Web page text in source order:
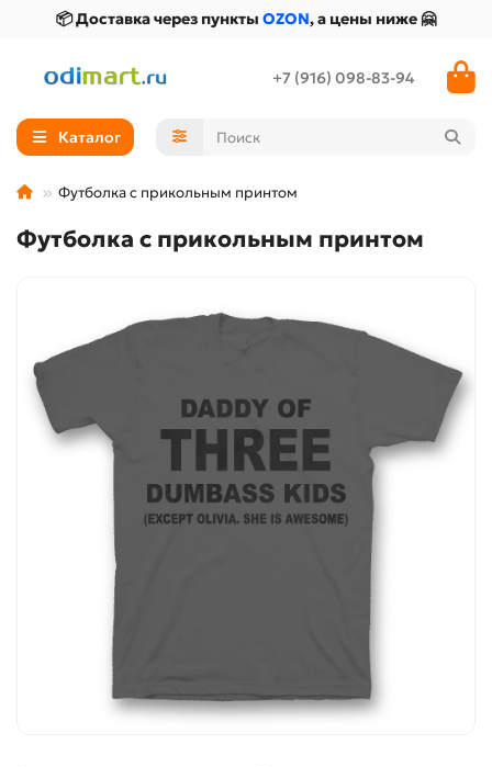
📦 Доставка через пункты OZON, а цены ниже 🤗
+7 (916) 098-83-94
Каталог
Футболка с прикольным принтом
Футболка с прикольным принтом